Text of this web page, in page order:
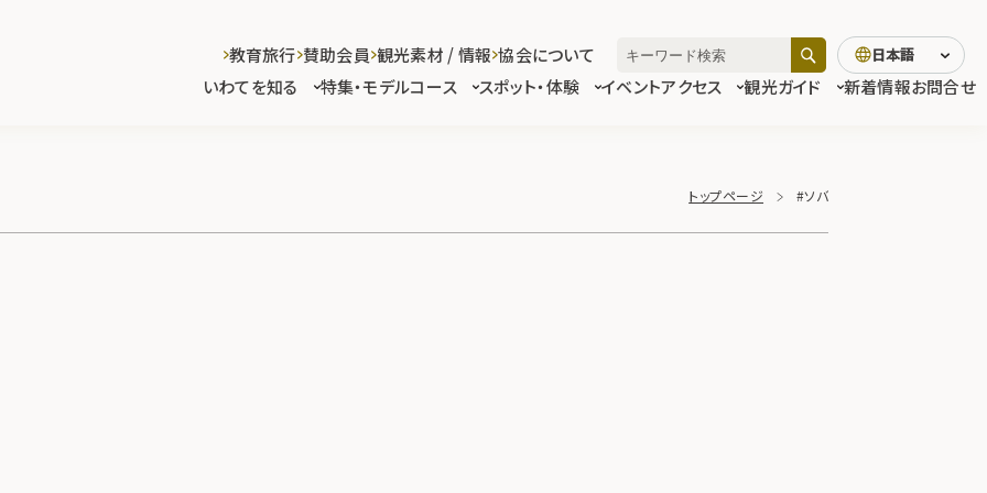
いわてを知る 特集・モデルコース スポット・体験 イベントアクセス 観光ガイド 新着情報お問合せ
教育旅行 賛助会員 観光素材 / 情報 協会について 日本語
トップページ #ソバ